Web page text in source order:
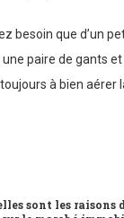
besoin que d’un
paire de gants
à bien
sont les